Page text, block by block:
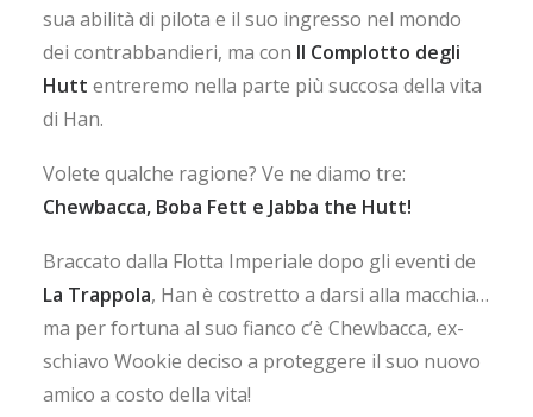
sua abilità di pilota e il suo ingresso nel mondo
dei contrabbandieri, ma con Il Complotto degli
Hutt entreremo nella parte più succosa della vita
di Han.
Volete qualche ragione? Ve ne diamo tre:
Chewbacca, Boba Fett e Jabba the Hutt!
Braccato dalla Flotta Imperiale dopo gli eventi de
La Trappola, Han è costretto a darsi alla macchia…
ma per fortuna al suo fianco c’è Chewbacca, ex-
schiavo Wookie deciso a proteggere il suo nuovo
amico a costo della vita!